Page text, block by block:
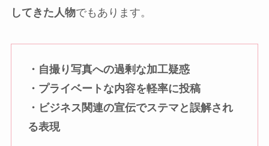
してきた人物でもあります。
・自撮り写真への過剰な加工疑惑
・プライベートな内容を軽率に投稿
・ビジネス関連の宣伝でステマと誤解され
る表現